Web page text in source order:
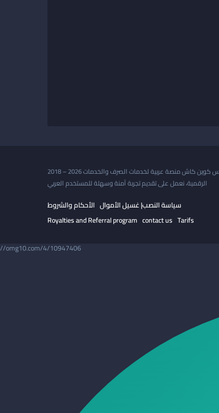
2018 – 2026 أكس كوين كاش منصة عربية لخدمات الصرف والخدمات
الرقمية، نعمل على تقديم تجربة آمنة وسهلة للمستخدم العربي
الأحكام والشروط سياسة النصب| غسيل الأموال
Royalties and Referral program contact us Tarifs
//omg10.com/4/10947406